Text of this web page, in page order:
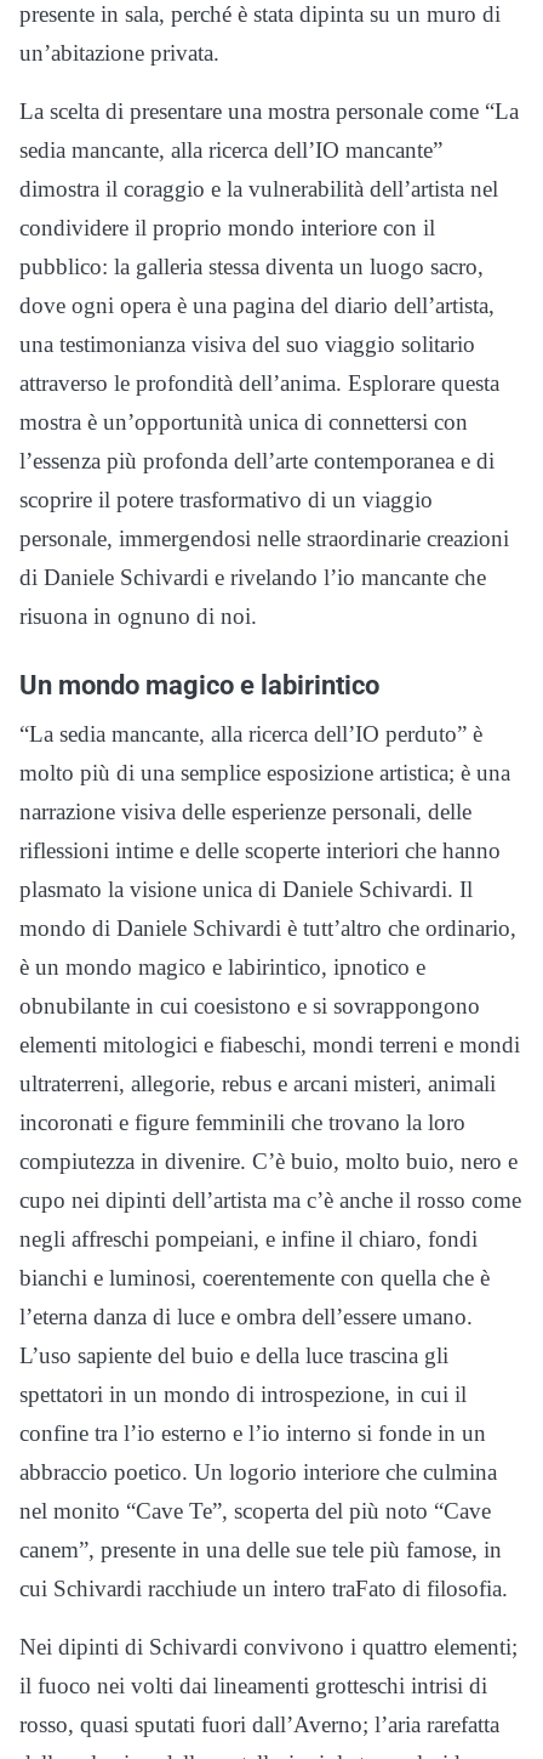
presente in sala, perché è stata dipinta su un muro di
un’abitazione privata.
La scelta di presentare una mostra personale come “La
sedia mancante, alla ricerca dell’IO mancante”
dimostra il coraggio e la vulnerabilità dell’artista nel
condividere il proprio mondo interiore con il
pubblico: la galleria stessa diventa un luogo sacro,
dove ogni opera è una pagina del diario dell’artista,
una testimonianza visiva del suo viaggio solitario
attraverso le profondità dell’anima. Esplorare questa
mostra è un’opportunità unica di connettersi con
l’essenza più profonda dell’arte contemporanea e di
scoprire il potere trasformativo di un viaggio
personale, immergendosi nelle straordinarie creazioni
di Daniele Schivardi e rivelando l’io mancante che
risuona in ognuno di noi.
Un mondo magico e labirintico
“La sedia mancante, alla ricerca dell’IO perduto” è
molto più di una semplice esposizione artistica; è una
narrazione visiva delle esperienze personali, delle
riflessioni intime e delle scoperte interiori che hanno
plasmato la visione unica di Daniele Schivardi. Il
mondo di Daniele Schivardi è tutt’altro che ordinario,
è un mondo magico e labirintico, ipnotico e
obnubilante in cui coesistono e si sovrappongono
elementi mitologici e fiabeschi, mondi terreni e mondi
ultraterreni, allegorie, rebus e arcani misteri, animali
incoronati e figure femminili che trovano la loro
compiutezza in divenire. C’è buio, molto buio, nero e
cupo nei dipinti dell’artista ma c’è anche il rosso come
negli affreschi pompeiani, e infine il chiaro, fondi
bianchi e luminosi, coerentemente con quella che è
l’eterna danza di luce e ombra dell’essere umano.
L’uso sapiente del buio e della luce trascina gli
spettatori in un mondo di introspezione, in cui il
confine tra l’io esterno e l’io interno si fonde in un
abbraccio poetico. Un logorio interiore che culmina
nel monito “Cave Te”, scoperta del più noto “Cave
canem”, presente in una delle sue tele più famose, in
cui Schivardi racchiude un intero traFato di filosofia.
Nei dipinti di Schivardi convivono i quattro elementi;
il fuoco nei volti dai lineamenti grotteschi intrisi di
rosso, quasi sputati fuori dall’Averno; l’aria rarefatta